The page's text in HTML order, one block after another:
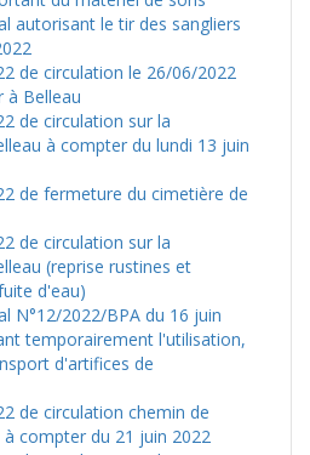
autorisant le tir des sangliers
de circulation le 26/06/2022
à Belleau
de circulation sur la
à compter du lundi 13 juin
de fermeture du cimetière de
de circulation sur la
(reprise rustines et
d'eau)
N°12/2022/BPA du 16 juin
temporairement l'utilisation,
d'artifices de
de circulation chemin de
compter du 21 juin 2022